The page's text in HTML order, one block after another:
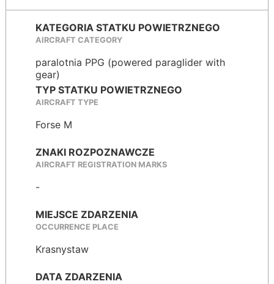
KATEGORIA STATKU POWIETRZNEGO
AIRCRAFT CATEGORY
paralotnia PPG (powered paraglider with
gear)
TYP STATKU POWIETRZNEGO
AIRCRAFT TYPE
Forse M
ZNAKI ROZPOZNAWCZE
AIRCRAFT REGISTRATION MARKS
-
MIEJSCE ZDARZENIA
OCCURRENCE PLACE
Krasnystaw
DATA ZDARZENIA